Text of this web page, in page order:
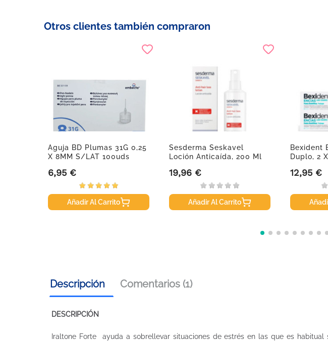
Otros clientes también compraron
Aguja BD Plumas 31G 0,25
X 8MM S/LAT 100uds
Precio
6,95 €
Añadir Al Carrito
Sesderma Seskavel
Loción Anticaída, 200 Ml
Precio
19,96 €
Añadir Al Carrito
Bexident
Duplo, 2
Precio
12,95 €
Descripción Comentarios (1)
DESCRIPCIÓN
Iraltone Forte ayuda a sobrellevar situaciones de estrés en las que es